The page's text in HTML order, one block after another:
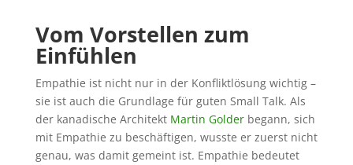
Vom Vorstellen zum
Einfühlen
Empathie ist nicht nur in der Konfliktlösung wichtig –
sie ist auch die Grundlage für guten Small Talk. Als
der kanadische Architekt Martin Golderbegann, sich
mit Empathie zu beschäftigen, wusste er zuerst nicht
genau, was damit gemeint ist. Empathie bedeutet